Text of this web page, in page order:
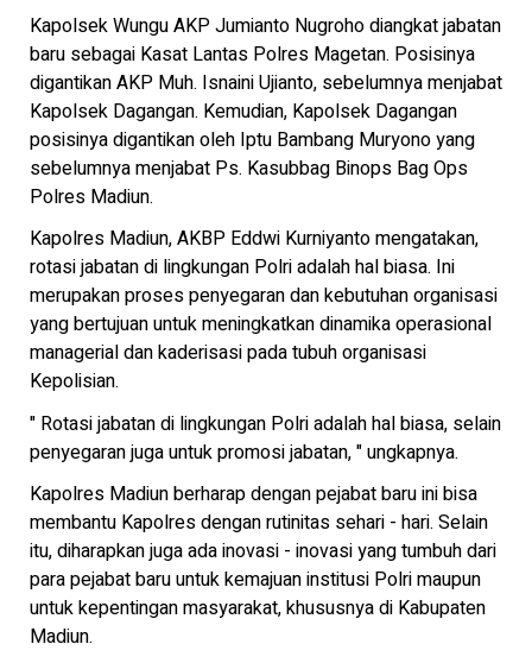
Kapolsek Wungu AKP Jumianto Nugroho diangkat jabatan
baru sebagai Kasat Lantas Polres Magetan. Posisinya
digantikan AKP Muh. Isnaini Ujianto, sebelumnya menjabat
Kapolsek Dagangan. Kemudian, Kapolsek Dagangan
posisinya digantikan oleh Iptu Bambang Muryono yang
sebelumnya menjabat Ps. Kasubbag Binops Bag Ops
Polres Madiun.
Kapolres Madiun, AKBP Eddwi Kurniyanto mengatakan,
rotasi jabatan di lingkungan Polri adalah hal biasa. Ini
merupakan proses penyegaran dan kebutuhan organisasi
yang bertujuan untuk meningkatkan dinamika operasional
managerial dan kaderisasi pada tubuh organisasi
Kepolisian.
" Rotasi jabatan di lingkungan Polri adalah hal biasa, selain
penyegaran juga untuk promosi jabatan, " ungkapnya.
Kapolres Madiun berharap dengan pejabat baru ini bisa
membantu Kapolres dengan rutinitas sehari - hari. Selain
itu, diharapkan juga ada inovasi - inovasi yang tumbuh dari
para pejabat baru untuk kemajuan institusi Polri maupun
untuk kepentingan masyarakat, khususnya di Kabupaten
Madiun.